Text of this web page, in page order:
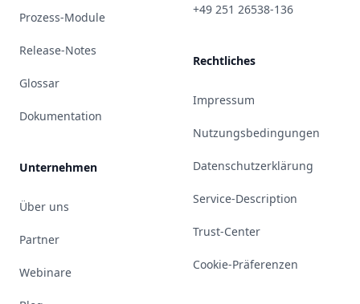
Prozess-Module
Release-Notes
Glossar
Dokumentation
Unternehmen
Über uns
Partner
Webinare
+49 251 26538-136
Rechtliches
Impressum
Nutzungsbedingungen
Datenschutzerklärung
Service-Description
Trust-Center
Cookie-Präferenzen